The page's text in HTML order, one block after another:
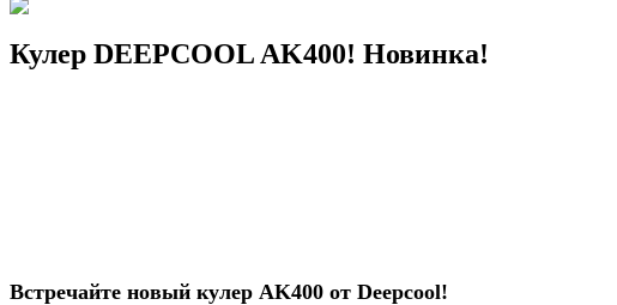
Кулер DEEPCOOL AK400! Новинка!
Встречайте новый кулер AK400 от Deepcool!